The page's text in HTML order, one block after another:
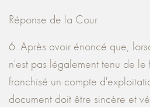
Réponse de la Cour
6. Après avoir énoncé que,
n'est pas légalement tenu de le
franchisé un compte
document doit être sincère et